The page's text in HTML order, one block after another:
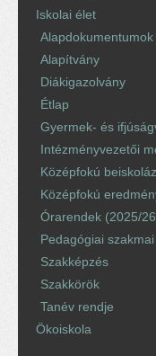
Iskolai élet
Alapdokumentumok
Alapítvány
Diákigazolvány
Étlap
Gyermek- és
Intézményvezetői
Középfokú
Középfokú
Órarendek (2025/
Pedagógiai
Szakképzés
Szakkörök
Tanév rendje
Ökoiskola